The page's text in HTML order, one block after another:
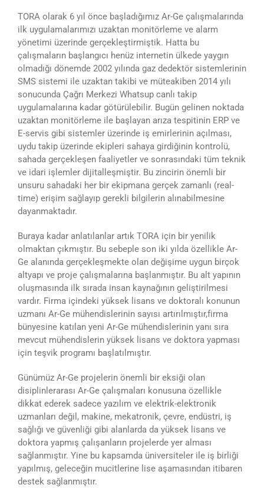
TORA olarak 6 yıl önce başladığımız Ar-Ge çalışmalarında
ilk uygulamalarımızı uzaktan monitörleme ve alarm
yönetimi üzerinde gerçekleştirmiştik. Hatta bu
çalışmaların başlangıcı henüz internetin ülkede yaygın
olmadığı dönemde 2002 yılında gaz dedektör sistemlerinin
SMS sistemi ile uzaktan takibi ve müteakiben 2014 yılı
sonucunda Çağrı Merkezi Whatsup canlı takip
uygulamalarına kadar götürülebilir. Bugün gelinen noktada
uzaktan monitörleme ile başlayan arıza tespitinin ERP ve
E-servis gibi sistemler üzerinde iş emirlerinin açılması,
uydu takip üzerinde ekipleri sahaya girdiğinin kontrolü,
sahada gerçekleşen faaliyetler ve sonrasındaki tüm teknik
ve idari işlemler dijitalleşmiştir. Bu zincirin önemli bir
unsuru sahadaki her bir ekipmana gerçek zamanlı (real-
time) erişim sağlayıp gerekli bilgilerin alınabilmesine
dayanmaktadır.
Buraya kadar anlatılanlar artık TORA için bir yenilik
olmaktan çıkmıştır. Bu sebeple son iki yılda özellikle Ar-
Ge alanında gerçekleşmekte olan değişime uygun birçok
altyapı ve proje çalışmalarına başlanmıştır. Bu alt yapının
oluşmasında ilk sırada insan kaynağının geliştirilmesi
vardır. Firma içindeki yüksek lisans ve doktoralı konunun
uzmanı Ar-Ge mühendislerinin sayısı artırılmıştır,firma
bünyesine katılan yeni Ar-Ge mühendislerinin yanı sıra
mevcut mühendislerin yüksek lisans ve doktora yapması
için teşvik programı başlatılmıştır.
Günümüz Ar-Ge projelerin önemli bir eksiği olan
disiplinlerarası Ar-Ge çalışmaları konusuna özellikle
dikkat ederek sadece yazılım ve elektrik-elektronik
uzmanları değil, makine, mekatronik, çevre, endüstri, iş
sağlığı ve güvenliği gibi alanlarda da yüksek lisans ve
doktora yapmış çalışanların projelerde yer alması
sağlanmıştır. Yine bu kapsamda üniversiteler ile iş birliği
yapılmış, geleceğin mucitlerine lise aşamasından itibaren
destek sağlanmıştır.